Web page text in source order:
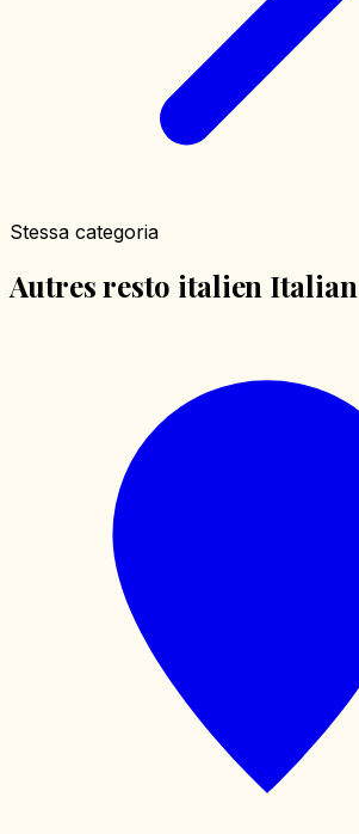
Stessa categoria
Autres resto italien Italian